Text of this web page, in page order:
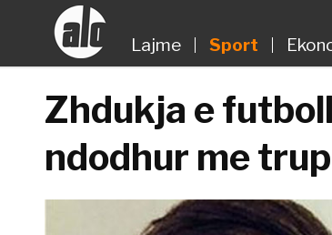
Lajme Sport
Zhdukja e
ndodhur me